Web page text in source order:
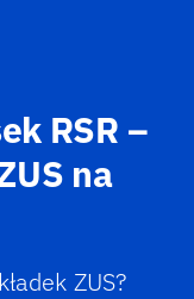
RSR –
na
ZUS?